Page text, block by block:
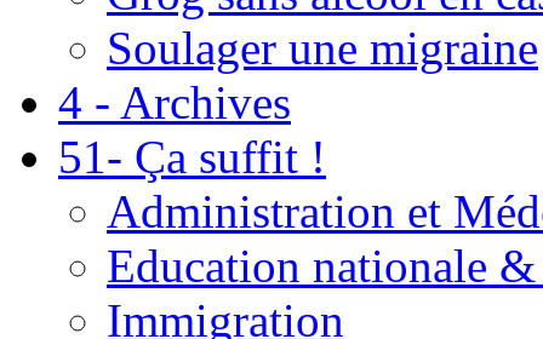
Soulager une migraine
4 - Archives
51- Ça suffit !
Administration et
Education nationale
Immigration